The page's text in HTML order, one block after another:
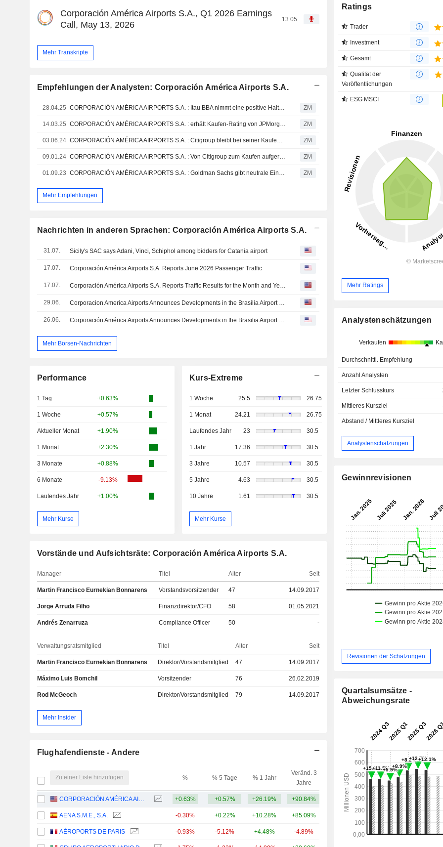
Corporación América Airports S.A., Q1 2026 Earnings
Call, May 13, 2026
13.05.
Mehr Transkripte
Empfehlungen der Analysten: Corporación América Airports S.A.
28.04.25 ZM
14.03.25 ZM
03.06.24 ZM
09.01.24 ZM
01.09.23 ZM
Mehr Empfehlungen
Nachrichten in anderen Sprachen: Corporación América Airports S.A.
31.07. Sicily's SAC says Adani, Vinci, Schiphol among bidders for Catania airport
17.07. Corporación América Airports S.A. Reports June 2026 Passenger Traffic
17.07. Corporación América Airports S.A. Reports Traffic Results for the Month and Year to Date Ended June 2026
29.06. Corporacion America Airports Announces Developments in the Brasilia Airport Concession Agreement; Signed Transition Amendment Agreement (TAA)
26.06. Corporación América Airports Announces Developments in the Brasilia Airport Concession Agreement
Mehr Börsen-Nachrichten
Performance
1 Tag +0.63%
1 Woche +0.57%
Aktueller Monat +1.90%
1 Monat +2.30%
3 Monate +0.88%
6 Monate -9.13%
Laufendes Jahr +1.00%
Mehr Kurse
Kurs-Extreme
1 Woche 25.5 26.75
1 Monat 24.21 26.75
Laufendes Jahr 23 30.5
1 Jahr 17.36 30.5
3 Jahre 10.57 30.5
5 Jahre 4.63 30.5
10 Jahre 1.61 30.5
Mehr Kurse
Vorstände und Aufsichtsräte: Corporación América Airports S.A.
Manager Titel Alter Seit
Martin Francisco Eurnekian Bonnarens Vorstandsvorsitzender 47 14.09.2017
Jorge Arruda Filho Finanzdirektor/CFO 58 01.05.2021
Andrés Zenarruza Compliance Officer 50 -
Verwaltungsratsmitglied Titel Alter Seit
Martin Francisco Eurnekian Bonnarens Direktor/Vorstandsmitglied 47 14.09.2017
Máximo Luis Bomchil Vorsitzender 76 26.02.2019
Rod McGeoch Direktor/Vorstandsmitglied 79 14.09.2017
Mehr Insider
Flughafendienste - Andere
Zu einer Liste hinzufügen % % 5 Tage % 1 Jahr
Veränd. 3
Jahre
Kap.($)
+0.63% +0.57% +26.19% +90.84% 4.24 Mrd.
AENA S.M.E., S.A. -0.30% +0.22% +10.28% +85.09%
AÉROPORTS DE PARIS -0.93% -5.12% +4.48% -4.89% 13.46 Mrd.
Ratings
Trader
Investment
Gesamt
Qualität der
Veröffentlichungen
ESG MSCI
Mehr Ratings
Analystenschätzungen
Verkaufen
Durchschnittl. Empfehlung
Anzahl Analysten
Letzter Schlusskurs
Mittleres Kursziel
Abstand / Mittleres Kursziel
Analystenschätzungen
Gewinnrevisionen
Revisionen der Schätzungen
Quartalsumsätze -
Abweichungsrate